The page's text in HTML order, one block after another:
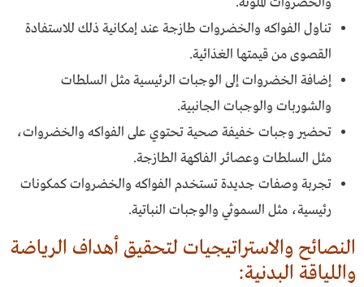
تناول الفواكه والخضروات طازجة عند إمكانية ذلك للاستفادة
القصوى من قيمتها الغذائية.
إضافة الخضروات إلى الوجبات الرئيسية مثل السلطات
والشوربات والوجبات الجانبية.
تحضير وجبات خفيفة صحية تحتوي على الفواكه والخضروات،
مثل السلطات وعصائر الفاكهة الطازجة.
تجربة وصفات جديدة تستخدم الفواكه والخضروات كمكونات
رئيسية، مثل السموثي والوجبات النباتية.
النصائح والاستراتيجيات لتحقيق أهداف الرياضة
واللياقة البدنية: